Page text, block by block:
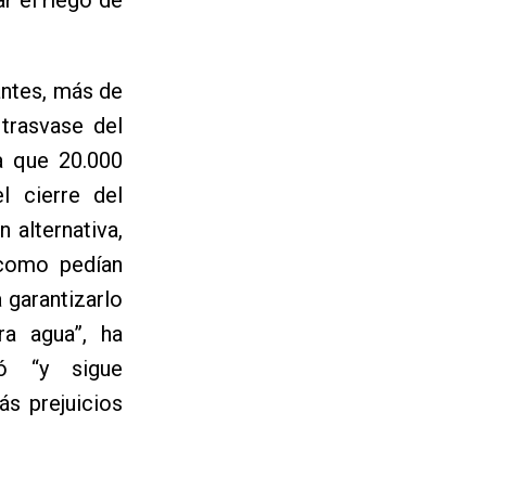
más de
del
que 20.000
cierre del
alternativa,
pedían
garantizarlo
agua”, ha
“y sigue
prejuicios